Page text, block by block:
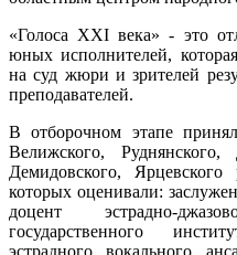
«Голоса XXI века» - это
юных исполнителей,
на суд жюри и зрителей
преподавателей.
В отборочном этапе
Велижского, Руднянского,
Демидовского,
которых оценивали:
доцент эстрадно-
государственного
эстрадного вокального